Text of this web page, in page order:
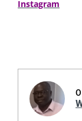
Instagram